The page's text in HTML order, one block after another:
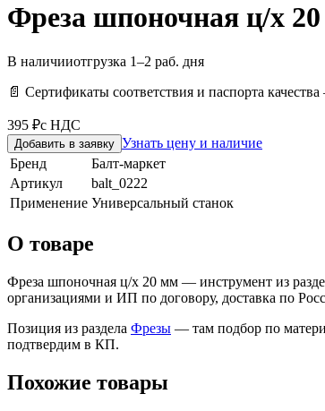
Фреза шпоночная ц/х
В наличииотгрузка 1–2 раб. дня
📄 Сертификаты соответствия и паспорта
395 ₽с НДС
Добавить в заявку Узнать цену и наличие
Бренд
Балт-маркет
Артикул
balt_0222
Применение Универсальный станок
О товаре
Фреза шпоночная ц/х 20 мм — инструмент из
организациями и ИП по договору, доставка по
Позиция из раздела Фрезы — там подбор по
подтвердим в КП.
Похожие товары